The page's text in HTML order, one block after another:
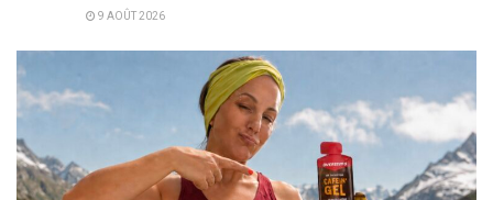
9 AOÛT 2026